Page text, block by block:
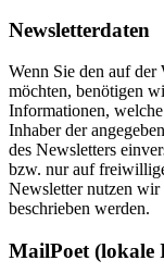
Newsletter­daten
Wenn Sie den auf der
möchten, benötigen
Informationen,
Inhaber der
des Newsletters
bzw. nur auf
Newsletter nutzen wir
beschrieben werden.
MailPoet (lokale